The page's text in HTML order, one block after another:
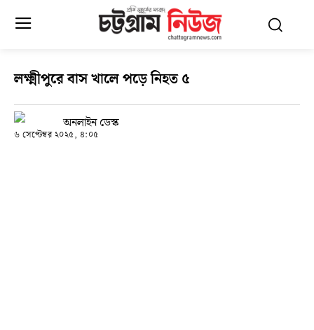
লক্ষ্মীপুরে বাস খালে পড়ে নিহত ৫
অনলাইন ডেস্ক
৬ সেপ্টেম্বর ২০২৫, ৪:০৫